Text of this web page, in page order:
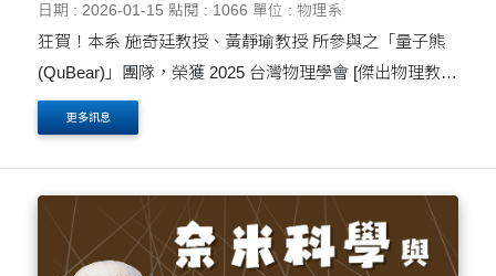
日期 : 2026-01-15 點閱 : 1066 單位 : 物理系
狂賀！本系 施奇廷教授、黃靜瑜教授 所參與之「量子熊
(QuBear)」團隊，榮獲 2025 台灣物理學會 [傑出物理教育
獎]。這份榮譽不僅肯定了師長們在物理教育上的深耕，也
更多訊息